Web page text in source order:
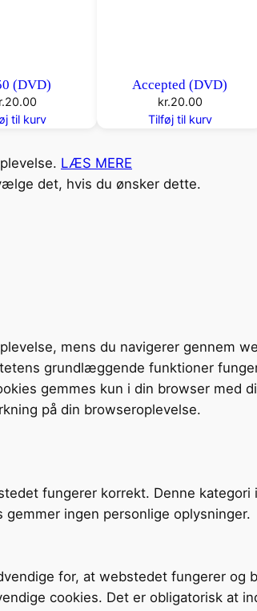
(DVD)
20.00
til kurv
Accepted (DVD)
kr.20.00
Tilføj til kurv
LÆS MERE
det, hvis du ønsker dette.
mens du navigerer gennem
grundlæggende funktioner
gemmes kun i din browser
på din browseroplevelse.
fungerer korrekt. Denne
ingen personlige oplysninger.
for, at webstedet fungerer og
cookies. Det er obligatorisk at